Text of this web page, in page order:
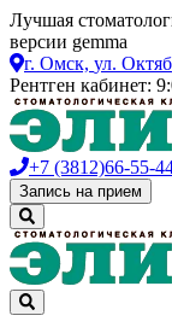
Лучшая
версии gemma
г. Омск, ул.
Рентген кабинет:
+7 (3812)66-55-
Запись на прием